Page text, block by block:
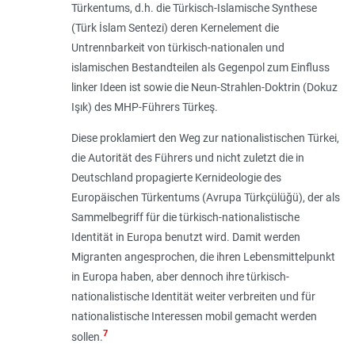
Türkentums, d.h. die Türkisch-Islamische Synthese
(Türk İslam Sentezi) deren Kernelement die
Untrennbarkeit von türkisch-nationalen und
islamischen Bestandteilen als Gegenpol zum Einfluss
linker Ideen ist sowie die Neun-Strahlen-Doktrin (Dokuz
Işık) des MHP-Führers Türkeş.
Diese proklamiert den Weg zur nationalistischen Türkei,
die Autorität des Führers und nicht zuletzt die in
Deutschland propagierte Kernideologie des
Europäischen Türkentums (Avrupa Türkçülüğü), der als
Sammelbegriff für die türkisch-nationalistische
Identität in Europa benutzt wird. Damit werden
Migranten angesprochen, die ihren Lebensmittelpunkt
in Europa haben, aber dennoch ihre türkisch-
nationalistische Identität weiter verbreiten und für
nationalistische Interessen mobil gemacht werden
sollen.7